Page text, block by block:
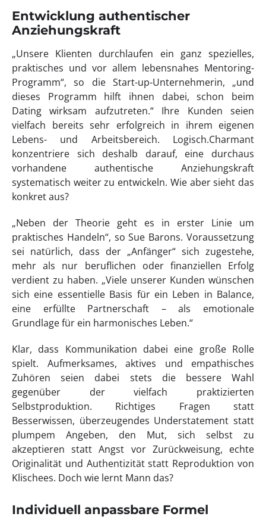
Entwicklung authentischer
Anziehungskraft
„Unsere Klienten durchlaufen ein ganz spezielles,
praktisches und vor allem lebensnahes Mentoring-
Programm“, so die Start-up-Unternehmerin, „und
dieses Programm hilft ihnen dabei, schon beim
Dating wirksam aufzutreten.“ Ihre Kunden seien
vielfach bereits sehr erfolgreich in ihrem eigenen
Lebens- und Arbeitsbereich. Logisch.Charmant
konzentriere sich deshalb darauf, eine durchaus
vorhandene authentische Anziehungskraft
systematisch weiter zu entwickeln. Wie aber sieht das
konkret aus?
„Neben der Theorie geht es in erster Linie um
praktisches Handeln“, so Sue Barons. Voraussetzung
sei natürlich, dass der „Anfänger“ sich zugestehe,
mehr als nur beruflichen oder finanziellen Erfolg
verdient zu haben. „Viele unserer Kunden wünschen
sich eine essentielle Basis für ein Leben in Balance,
eine erfüllte Partnerschaft – als emotionale
Grundlage für ein harmonisches Leben.“
Klar, dass Kommunikation dabei eine große Rolle
spielt. Aufmerksames, aktives und empathisches
Zuhören seien dabei stets die bessere Wahl
gegenüber der vielfach praktizierten
Selbstproduktion. Richtiges Fragen statt
Besserwissen, überzeugendes Understatement statt
plumpem Angeben, den Mut, sich selbst zu
akzeptieren statt Angst vor Zurückweisung, echte
Originalität und Authentizität statt Reproduktion von
Klischees. Doch wie lernt Mann das?
Individuell anpassbare Formel